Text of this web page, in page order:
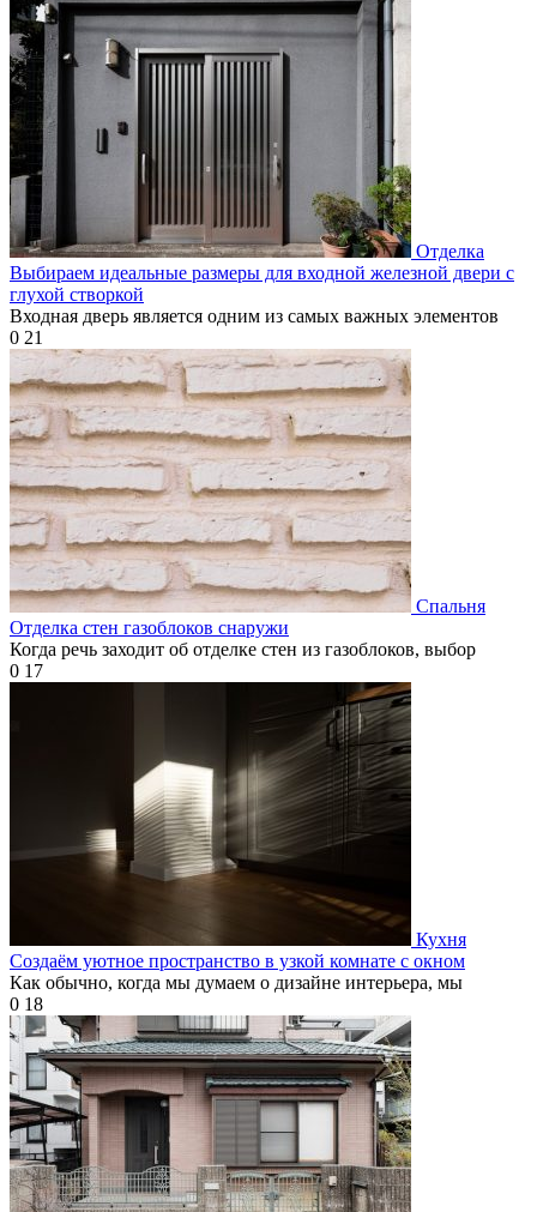
Отделка
Выбираем идеальные размеры для входной железной двери с
глухой створкой
Входная дверь является одним из самых важных элементов
0 21
Спальня
Отделка стен газоблоков снаружи
Когда речь заходит об отделке стен из газоблоков, выбор
0 17
Кухня
Создаём уютное пространство в узкой комнате с окном
Как обычно, когда мы думаем о дизайне интерьера, мы
0 18